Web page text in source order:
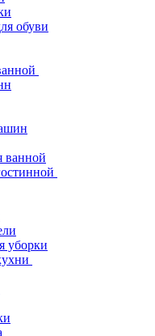
обуви
ванной
уборки